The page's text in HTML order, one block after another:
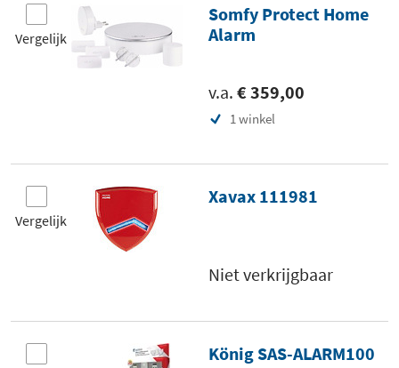
Vergelijk
Somfy Protect Home
Alarm
v.a. € 359,00
1 winkel
Vergelijk
Xavax 111981
Niet verkrijgbaar
König SAS-ALARM100